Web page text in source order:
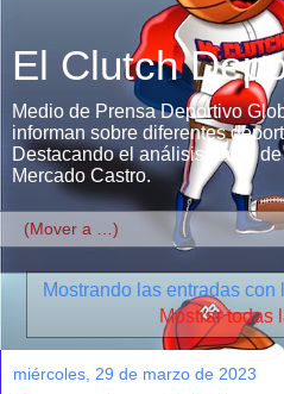
El Clutch
Medio de Prensa Deportivo
informan sobre diferentes
Destacando el análisis único
Mercado Castro.
Mostrando las entradas con
Mostrar todas
miércoles, 29 de marzo de 2023